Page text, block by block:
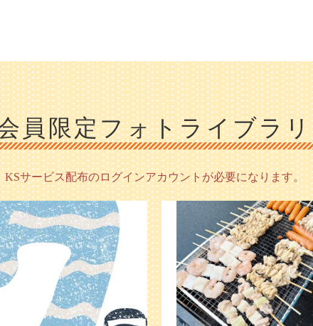
員限定フォトライブラリ
KSサービス配布のログインアカウントが必要になります。